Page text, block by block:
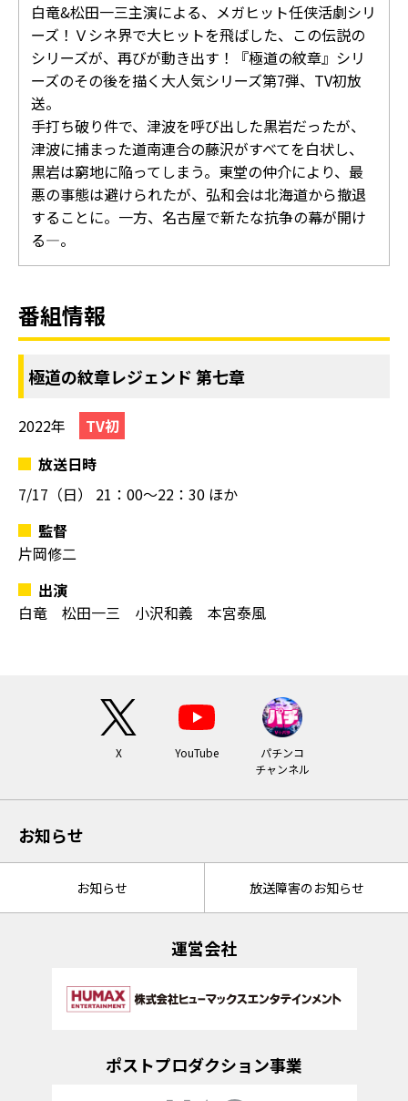
白竜&松田一三主演による、メガヒット任侠活劇シリ
ーズ！Ｖシネ界で大ヒットを飛ばした、この伝説の
シリーズが、再びが動き出す！『極道の紋章』シリ
ーズのその後を描く大人気シリーズ第7弾、TV初放
送。
手打ち破り件で、津波を呼び出した黒岩だったが、
津波に捕まった道南連合の藤沢がすべてを白状し、
黒岩は窮地に陥ってしまう。東堂の仲介により、最
悪の事態は避けられたが、弘和会は北海道から撤退
することに。一方、名古屋で新たな抗争の幕が開け
る―。
番組情報
極道の紋章レジェンド 第七章
2022年
TV初
放送日時
7/17（日）
21：00～22：30 ほか
監督
片岡修二
出演
白竜 松田一三 小沢和義 本宮泰風
X YouTube
パチンコ
チャンネル
お知らせ
お知らせ 放送障害のお知らせ
運営会社
ポストプロダクション事業